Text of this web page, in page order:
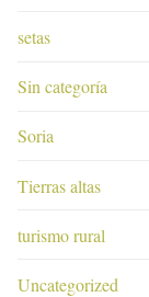
setas
Sin categoría
Soria
Tierras altas
turismo rural
Uncategorized